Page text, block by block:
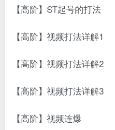
【高阶】ST起号的打法
【高阶】视频打法详解1
【高阶】视频打法详解2
【高阶】视频打法详解3
【高阶】视频连爆